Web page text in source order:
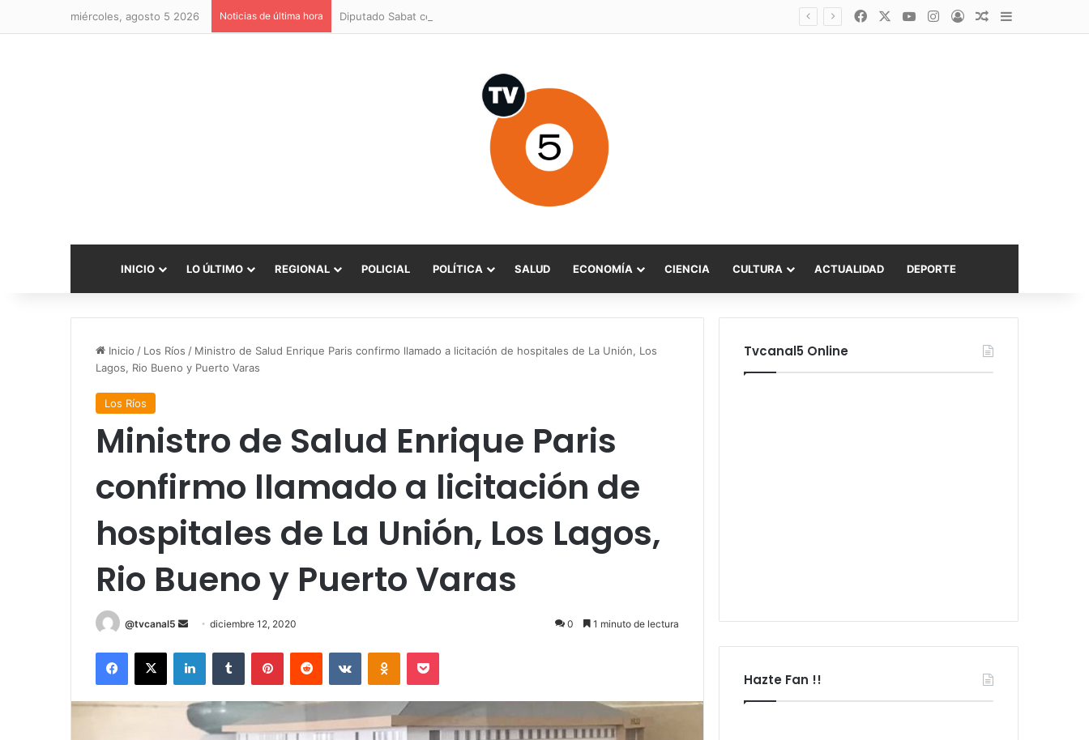
miércoles, agosto 5 2026 Noticias de última hora FacebookYouTubeInstagram
AccesoPublicación al
Barra lateral
INICIO LO ÚLTIMO REGIONAL POLICIAL POLÍTICA SALUD ECONOMÍA CIENCIA CULTURA ACTUALIDAD DEPORTE
Inicio / Los Ríos / Ministro de Salud Enrique Paris confirmo llamado a licitación de hospitales de La Unión, Los
Lagos, Rio Bueno y Puerto Varas
Los Ríos
Ministro de Salud Enrique Paris
confirmo llamado a licitación de
hospitales de La Unión, Los Lagos,
Rio Bueno y Puerto Varas
@tvcanal5
Send
email
diciembre 12, 2020 0 1 minuto de lectura
Facebook
X LinkedInTumblr PinterestReddit VKontakteOdnoklassniki
Pocket
Tvcanal5 Online
Hazte Fan !!